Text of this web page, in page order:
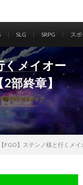
SLG SRPG ス
くメイオー
部終章】
【FGO】ステンノ様と行くメ